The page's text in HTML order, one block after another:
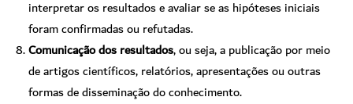
interpretar os resultados e avaliar se as hipóteses iniciais
foram confirmadas ou refutadas.
Comunicação dos resultados, ou seja, a publicação por meio
de artigos científicos, relatórios, apresentações ou outras
formas de disseminação do conhecimento.